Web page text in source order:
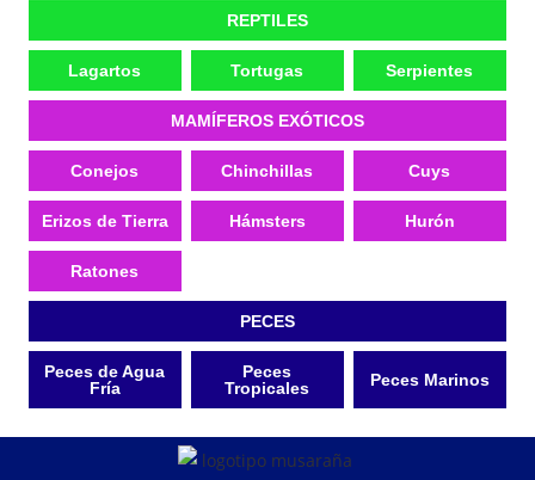
REPTILES
Lagartos Tortugas Serpientes
MAMÍFEROS EXÓTICOS
Conejos Chinchillas Cuys
Erizos de Tierra Hámsters Hurón
Ratones
PECES
Peces de Agua
Fría
Peces
Tropicales
Peces Marinos